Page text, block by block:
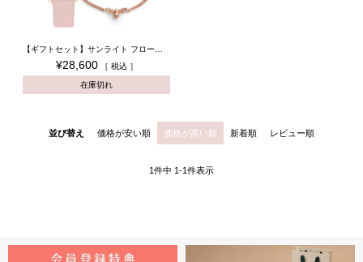
¥28,600 税込
在庫切れ
並び替え 価格が安い順 価格が高い順 新着順 レビュー順
1件中 1-1件表示